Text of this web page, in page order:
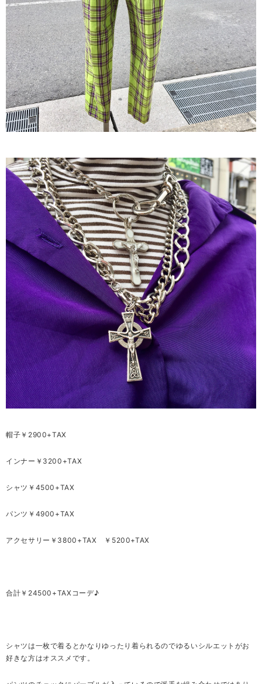
帽子￥2900+TAX
インナー￥3200+TAX
シャツ￥4500+TAX
パンツ￥4900+TAX
アクセサリー￥3800+TAX ￥5200+TAX
合計￥24500+TAXコーデ♪
シャツは一枚で着るとかなりゆったり着られるのでゆるいシルエットがお
好きな方はオススメです。